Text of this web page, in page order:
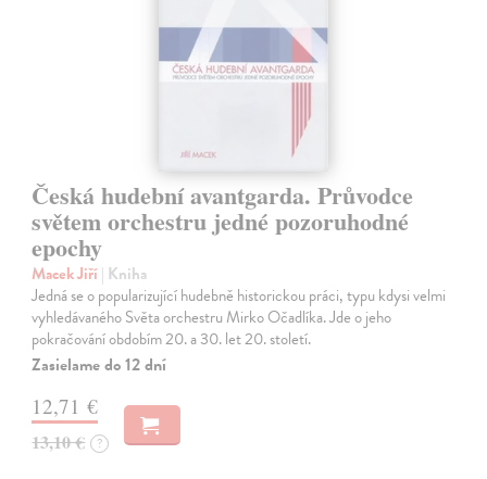
Česká hudební avantgarda. Průvodce
světem orchestru jedné pozoruhodné
epochy
Macek Jiří | Kniha
Jedná se o popularizující hudebně historickou práci, typu kdysi velmi
vyhledávaného Světa orchestru Mirko Očadlíka. Jde o jeho
pokračování obdobím 20. a 30. let 20. století.
Zasielame do 12 dní
12,71 €
13,10 € ?